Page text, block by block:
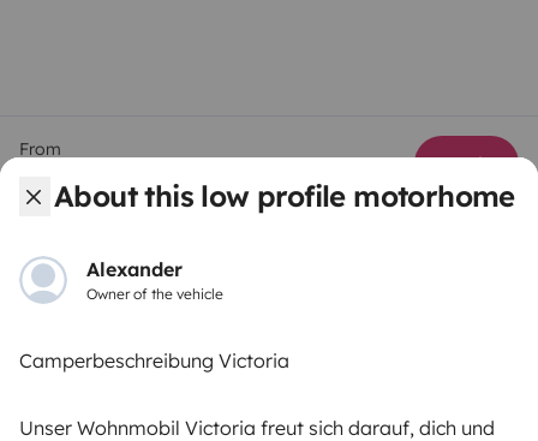
About this low profile motorhome
Alexander
Owner of the vehicle
Camperbeschreibung Victoria
Unser Wohnmobil Victoria freut sich darauf, dich und
From
Book
motorhome owners across the UK and Europe
motorhome of your dreams with insurance and